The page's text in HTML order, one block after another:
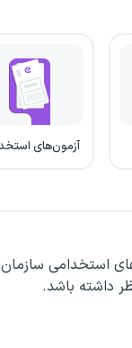
آزمون‌های
استخدامی
داشته باشد.